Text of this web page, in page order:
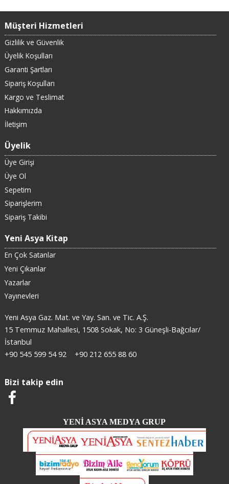
Müşteri Hizmetleri
Gizlilik ve Güvenlik
Üyelik Koşulları
Garanti Şartları
Sipariş Koşulları
Kargo ve Teslimat
Hakkımızda
İletişim
Üyelik
Üye Girişi
Üye Ol
Sepetim
Siparişlerim
Sipariş Takibi
Yeni Asya Kitap
En Çok Satanlar
Yeni Çıkanlar
Yazarlar
Yayınevleri
Yeni Asya Gaz. Mat. ve Yay. San. ve Tic. A.Ş.
15 Temmuz Mahallesi, 1508 Sokak, No: 3 Güneşli-Bağcılar/
İstanbul
+90 545 599 54 92
+90 212 655 88 60
Bizi takip edin
YENİ ASYA MEDYA GRUP